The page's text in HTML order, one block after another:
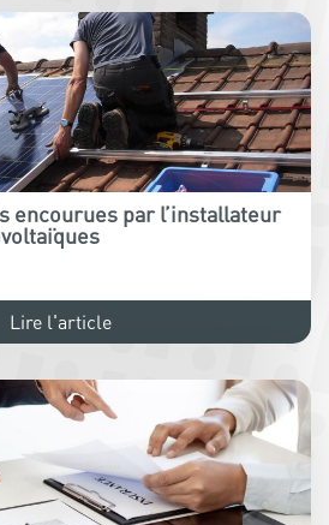
encourues par l’installateur
Lire l'article